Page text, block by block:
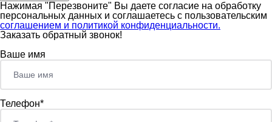
Нажимая "Перезвоните" Вы даете согласие на обработку
персональных данных и соглашаетесь c пользовательским
соглашением и политикой конфиденциальности.
Заказать обратный звонок!
Ваше имя
Телефон*